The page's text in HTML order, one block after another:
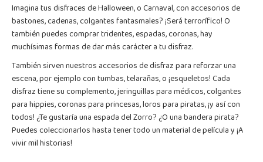
Imagina tus disfraces de Halloween, o Carnaval, con accesorios de
bastones, cadenas, colgantes fantasmales? ¡Será terrorífico! O
también puedes comprar tridentes, espadas, coronas, hay
muchísimas formas de dar más carácter a tu disfraz.
También sirven nuestros accesorios de disfraz para reforzar una
escena, por ejemplo con tumbas, telarañas, o ¡esqueletos! Cada
disfraz tiene su complemento, jeringuillas para médicos, colgantes
para hippies, coronas para princesas, loros para piratas, ¡y así con
todos! ¿Te gustaría una espada del Zorro? ¿O una bandera pirata?
Puedes coleccionarlos hasta tener todo un material de película y ¡A
vivir mil historias!